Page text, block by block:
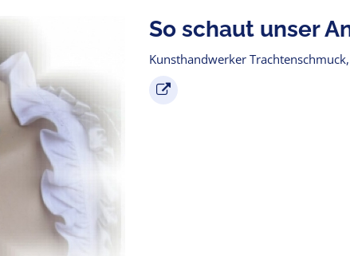
So schaut unser
Kunsthandwerker